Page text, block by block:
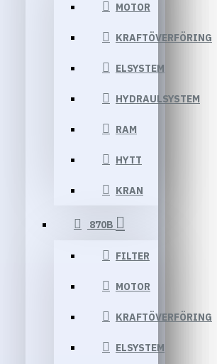
MOTOR
KRAFTÖVERFÖRING
ELSYSTEM
HYDRAULSYSTEM
RAM
HYTT
KRAN
870B
FILTER
MOTOR
KRAFTÖVERFÖRING
ELSYSTEM